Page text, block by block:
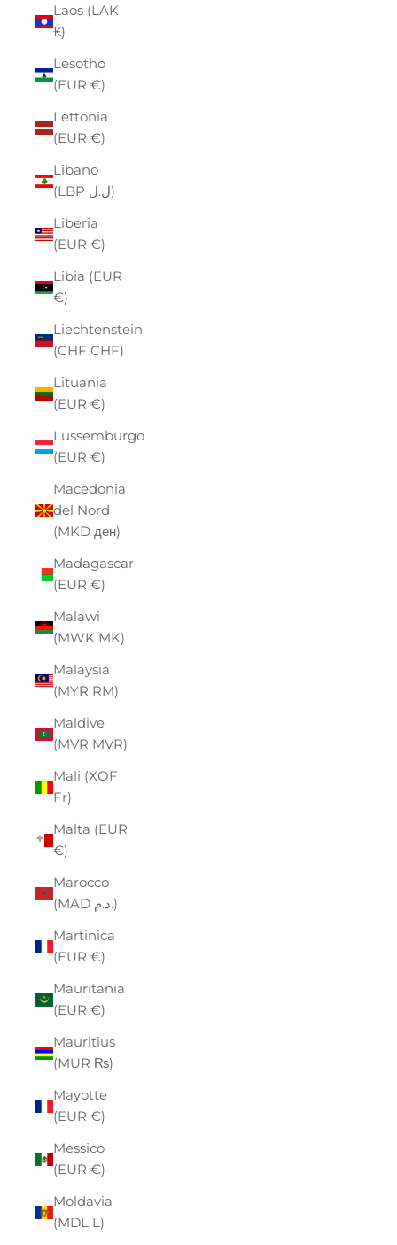
Laos (LAK
₭)
Lesotho
(EUR €)
Lettonia
(EUR €)
Libano
(LBP ل.ل)
Liberia
(EUR €)
Libia (EUR
€)
Liechtenstein
(CHF CHF)
Lituania
(EUR €)
Lussemburgo
(EUR €)
Macedonia
del Nord
(MKD ден)
Madagascar
(EUR €)
Malawi
(MWK MK)
Malaysia
(MYR RM)
Maldive
(MVR MVR)
Mali (XOF
Fr)
Malta (EUR
€)
Marocco
(MAD د.م.)
Martinica
(EUR €)
Mauritania
(EUR €)
Mauritius
(MUR ₨)
Mayotte
(EUR €)
Messico
(EUR €)
Moldavia
(MDL L)